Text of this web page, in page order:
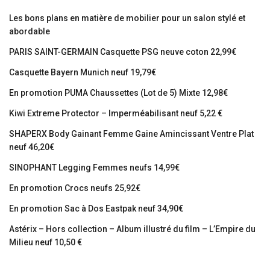
Les bons plans en matière de mobilier pour un salon stylé et
abordable
PARIS SAINT-GERMAIN Casquette PSG neuve coton 22,99€
Casquette Bayern Munich neuf 19,79€
En promotion PUMA Chaussettes (Lot de 5) Mixte 12,98€
Kiwi Extreme Protector – Imperméabilisant neuf 5,22 €
SHAPERX Body Gainant Femme Gaine Amincissant Ventre Plat
neuf 46,20€
SINOPHANT Legging Femmes neufs 14,99€
En promotion Crocs neufs 25,92€
En promotion Sac à Dos Eastpak neuf 34,90€
Astérix – Hors collection – Album illustré du film – L’Empire du
Milieu neuf 10,50 €